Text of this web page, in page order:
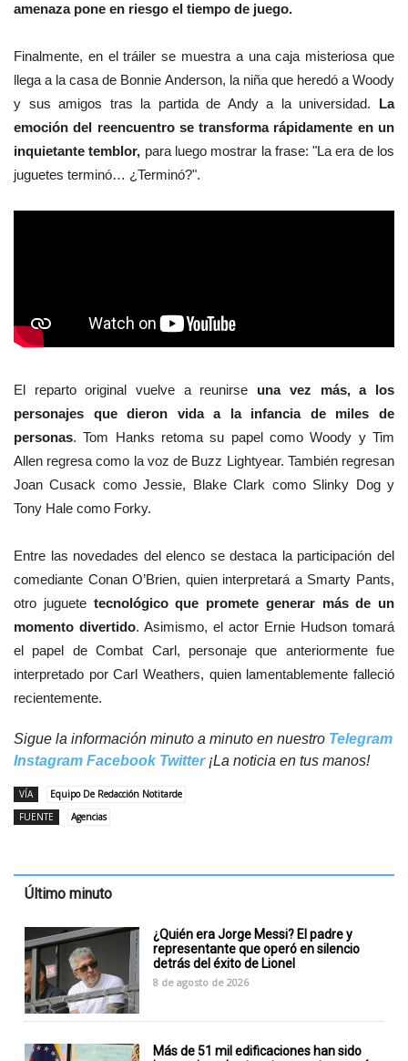
amenaza pone en riesgo el tiempo de juego.
Finalmente, en el tráiler se muestra a una caja misteriosa que
llega a la casa de Bonnie Anderson, la niña que heredó a Woody
y sus amigos tras la partida de Andy a la universidad. La
emoción del reencuentro se transforma rápidamente en un
inquietante temblor, para luego mostrar la frase: "La era de los
juguetes terminó… ¿Terminó?".
El reparto original vuelve a reunirse una vez más, a los
personajes que dieron vida a la infancia de miles de
personas. Tom Hanks retoma su papel como Woody y Tim
Allen regresa como la voz de Buzz Lightyear. También regresan
Joan Cusack como Jessie, Blake Clark como Slinky Dog y
Tony Hale como Forky.
Entre las novedades del elenco se destaca la participación del
comediante Conan O’Brien, quien interpretará a Smarty Pants,
otro juguetetecnológico que promete generar más de un
momento divertido. Asimismo, el actor Ernie Hudson tomará
el papel de Combat Carl, personaje que anteriormente fue
interpretado por Carl Weathers, quien lamentablemente falleció
recientemente.
Sigue la información minuto a minuto en nuestro Telegram
Instagram Facebook Twitter¡La noticia en tus manos!
VÍA
Equipo De Redacción Notitarde
FUENTE
Agencias
Último minuto
¿Quién era Jorge Messi? El padre y
representante que operó en silencio
detrás del éxito de Lionel
8 de agosto de 2026
Más de 51 mil edificaciones han sido